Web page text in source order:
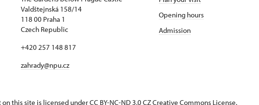
Valdštejnská 158/14
118 00 Praha 1
Czech Republic
+420 257 148 817
zahrady@npu.cz
Opening hours
Admission
this site is licensed under CC BY-NC-ND 3.0 CZCreative Commons License.